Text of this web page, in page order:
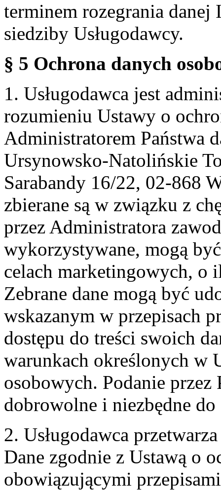
terminem rozegrania
siedziby Usługodawcy.
§ 5 Ochrona danych
1. Usługodawca jest
rozumieniu Ustawy o
Administratorem Państwa
Ursynowsko-Natolińskie
Sarabandy 16/22, 02-868
zbierane są w związku z
przez Administratora
wykorzystywane, mogą
celach marketingowych, o
Zebrane dane mogą być
wskazanym w przepisach
dostępu do treści swoich
warunkach określonych w
osobowych. Podanie przez
dobrowolne i niezbędne
2. Usługodawca
Dane zgodnie z Ustawą o
obowiązującymi